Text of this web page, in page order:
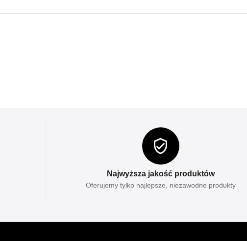
Najwyższa jakość produktów
Oferujemy tylko najlepsze, niezawodne produkty